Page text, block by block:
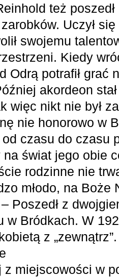
też
Uczył
swojemu
Kiedy
Odrą potrafił grać
akordeon
więc nikt nie był
nie honorowo w
czasu do czasu
na świat jego obie
rodzinne nie
młodo, na
Poszedł z
w Bródkach. W
z
z miejscowości w